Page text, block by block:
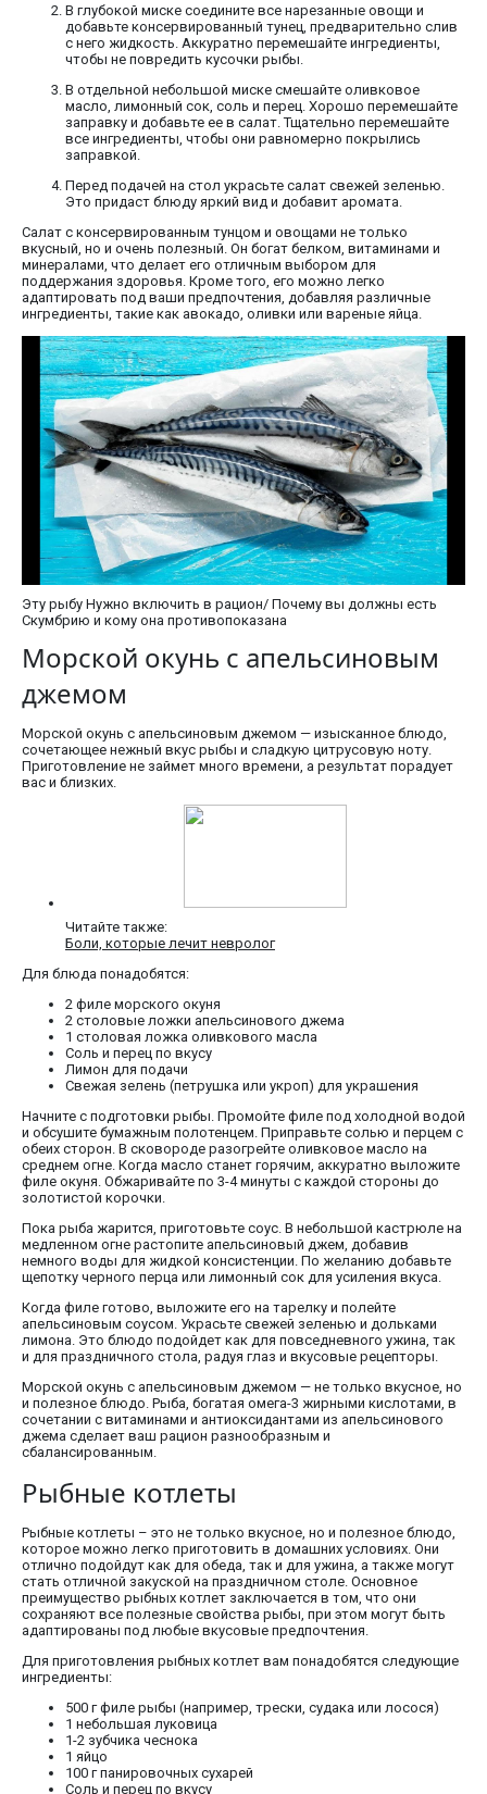
В глубокой миске соедините все нарезанные овощи и
добавьте консервированный тунец, предварительно слив
с него жидкость. Аккуратно перемешайте ингредиенты,
чтобы не повредить кусочки рыбы.
В отдельной небольшой миске смешайте оливковое
масло, лимонный сок, соль и перец. Хорошо перемешайте
заправку и добавьте ее в салат. Тщательно перемешайте
все ингредиенты, чтобы они равномерно покрылись
заправкой.
Перед подачей на стол украсьте салат свежей зеленью.
Это придаст блюду яркий вид и добавит аромата.
Салат с консервированным тунцом и овощами не только
вкусный, но и очень полезный. Он богат белком, витаминами и
минералами, что делает его отличным выбором для
поддержания здоровья. Кроме того, его можно легко
адаптировать под ваши предпочтения, добавляя различные
ингредиенты, такие как авокадо, оливки или вареные яйца.
Эту рыбу Нужно включить в рацион/ Почему вы должны есть
Скумбрию и кому она противопоказана
Морской окунь с апельсиновым
джемом
Морской окунь с апельсиновым джемом — изысканное блюдо,
сочетающее нежный вкус рыбы и сладкую цитрусовую ноту.
Приготовление не займет много времени, а результат порадует
вас и близких.
Читайте также:
Боли, которые лечит невролог
Для блюда понадобятся:
2 филе морского окуня
2 столовые ложки апельсинового джема
1 столовая ложка оливкового масла
Соль и перец по вкусу
Лимон для подачи
Свежая зелень (петрушка или укроп) для украшения
Начните с подготовки рыбы. Промойте филе под холодной водой
и обсушите бумажным полотенцем. Приправьте солью и перцем с
обеих сторон. В сковороде разогрейте оливковое масло на
среднем огне. Когда масло станет горячим, аккуратно выложите
филе окуня. Обжаривайте по 3-4 минуты с каждой стороны до
золотистой корочки.
Пока рыба жарится, приготовьте соус. В небольшой кастрюле на
медленном огне растопите апельсиновый джем, добавив
немного воды для жидкой консистенции. По желанию добавьте
щепотку черного перца или лимонный сок для усиления вкуса.
Когда филе готово, выложите его на тарелку и полейте
апельсиновым соусом. Украсьте свежей зеленью и дольками
лимона. Это блюдо подойдет как для повседневного ужина, так
и для праздничного стола, радуя глаз и вкусовые рецепторы.
Морской окунь с апельсиновым джемом — не только вкусное, но
и полезное блюдо. Рыба, богатая омега-3 жирными кислотами, в
сочетании с витаминами и антиоксидантами из апельсинового
джема сделает ваш рацион разнообразным и
сбалансированным.
Рыбные котлеты
Рыбные котлеты – это не только вкусное, но и полезное блюдо,
которое можно легко приготовить в домашних условиях. Они
отлично подойдут как для обеда, так и для ужина, а также могут
стать отличной закуской на праздничном столе. Основное
преимущество рыбных котлет заключается в том, что они
сохраняют все полезные свойства рыбы, при этом могут быть
адаптированы под любые вкусовые предпочтения.
Для приготовления рыбных котлет вам понадобятся следующие
ингредиенты:
500 г филе рыбы (например, трески, судака или лосося)
1 небольшая луковица
1-2 зубчика чеснока
1 яйцо
100 г панировочных сухарей
Соль и перец по вкусу